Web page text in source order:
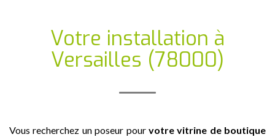
Votre installation à
Versailles (78000)
Vous recherchez un poseur pour votre vitrine de boutique